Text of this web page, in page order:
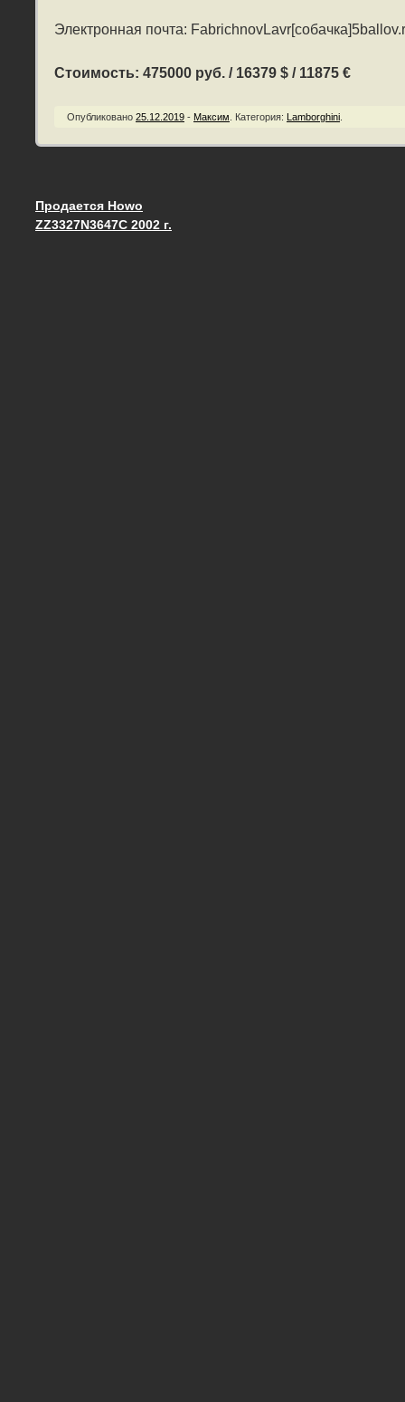
Электронная почта:
Стоимость: 475000 руб. / 16379 $ / 11875 €
Опубликовано 25.12.2019 - Максим Категория: Lamborghini
Запись навигация
Продается Howo
ZZ3327N3647C 2002 г.